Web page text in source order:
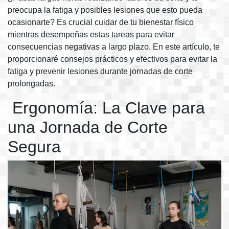
preocupa la fatiga y posibles lesiones que esto pueda
ocasionarte? Es crucial cuidar de tu bienestar físico
mientras desempeñas estas tareas para evitar
consecuencias negativas a largo plazo. En este artículo, te
proporcionaré consejos prácticos y efectivos para evitar la
fatiga y prevenir lesiones durante jornadas de corte
prolongadas.
Ergonomía: La Clave para
una Jornada de Corte
Segura